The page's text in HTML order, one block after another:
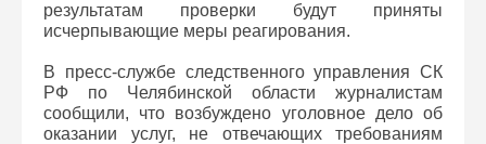
результатам проверки будут приняты
исчерпывающие меры реагирования.
В пресс-службе следственного управления СК
РФ по Челябинской области журналистам
сообщили, что возбуждено уголовное дело об
оказании услуг, не отвечающих требованиям